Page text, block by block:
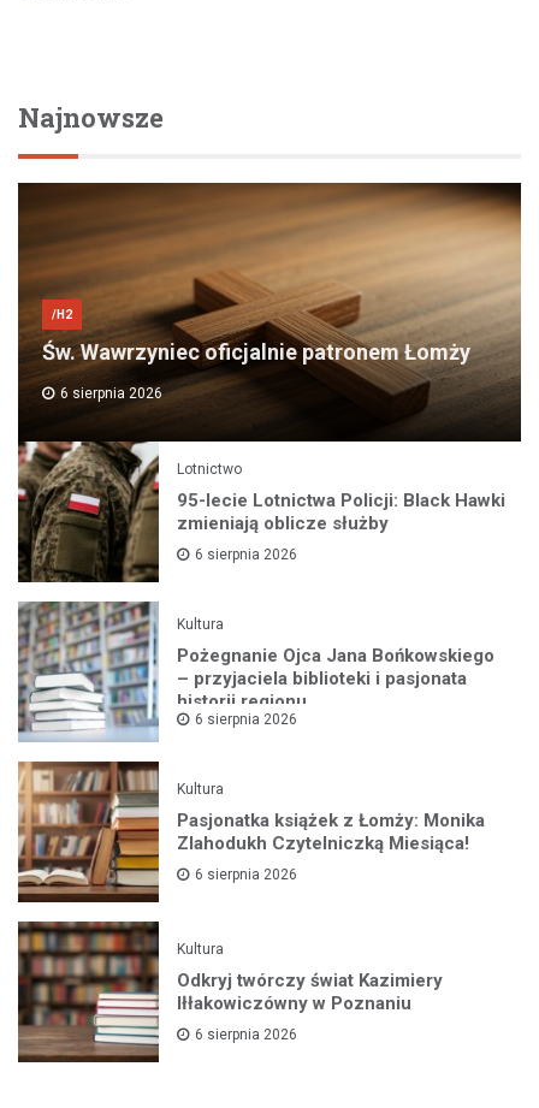
Najnowsze
/H2
Św. Wawrzyniec oficjalnie patronem Łomży
6 sierpnia 2026
Lotnictwo
95-lecie Lotnictwa Policji: Black Hawki
zmieniają oblicze służby
6 sierpnia 2026
Kultura
Pożegnanie Ojca Jana Bońkowskiego
– przyjaciela biblioteki i pasjonata
historii regionu
6 sierpnia 2026
Kultura
Pasjonatka książek z Łomży: Monika
Zlahodukh Czytelniczką Miesiąca!
6 sierpnia 2026
Kultura
Odkryj twórczy świat Kazimiery
Iłłakowiczówny w Poznaniu
6 sierpnia 2026